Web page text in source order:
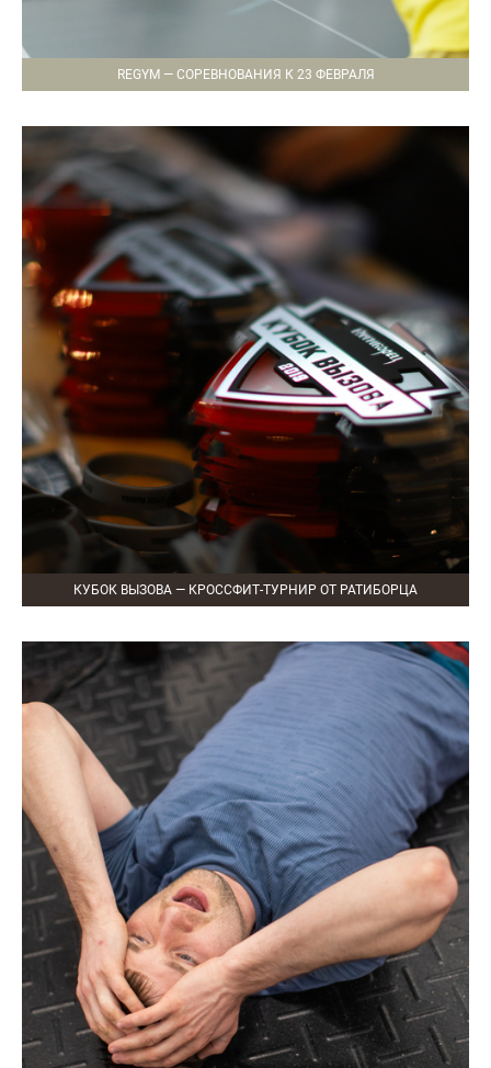
REGYM — СОРЕВНОВАНИЯ К 23 ФЕВРАЛЯ
КУБОК ВЫЗОВА — КРОССФИТ-ТУРНИР ОТ РАТИБОРЦА